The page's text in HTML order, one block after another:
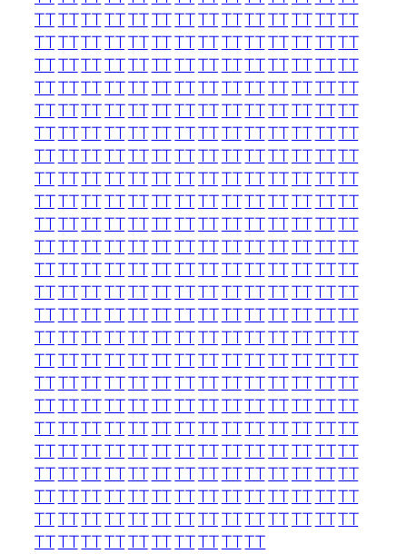
TTTTTTTTTTTTTTTTTTTTTTTTTTTT
TTTTTTTTTTTTTTTTTTTTTTTTTTTT
TTTTTTTTTTTTTTTTTTTTTTTTTTTT
TTTTTTTTTTTTTTTTTTTTTTTTTTTT
TTTTTTTTTTTTTTTTTTTTTTTTTTTT
TTTTTTTTTTTTTTTTTTTTTTTTTTTT
TTTTTTTTTTTTTTTTTTTTTTTTTTTT
TTTTTTTTTTTTTTTTTTTTTTTTTTTT
TTTTTTTTTTTTTTTTTTTTTTTTTTTT
TTTTTTTTTTTTTTTTTTTTTTTTTTTT
TTTTTTTTTTTTTTTTTTTTTTTTTTTT
TTTTTTTTTTTTTTTTTTTTTTTTTTTT
TTTTTTTTTTTTTTTTTTTTTTTTTTTT
TTTTTTTTTTTTTTTTTTTTTTTTTTTT
TTTTTTTTTTTTTTTTTTTTTTTTTTTT
TTTTTTTTTTTTTTTTTTTTTTTTTTTT
TTTTTTTTTTTTTTTTTTTTTTTTTTTT
TTTTTTTTTTTTTTTTTTTTTTTTTTTT
TTTTTTTTTTTTTTTTTTTTTTTTTTTT
TTTTTTTTTTTTTTTTTTTTTTTTTTTT
TTTTTTTTTTTTTTTTTTTTTTTTTTTT
TTTTTTTTTTTTTTTTTTTTTTTTTTTT
TTTTTTTTTTTTTTTTTTTTTTTTTTTT
TTTTTTTTTTTTTTTTTTTT